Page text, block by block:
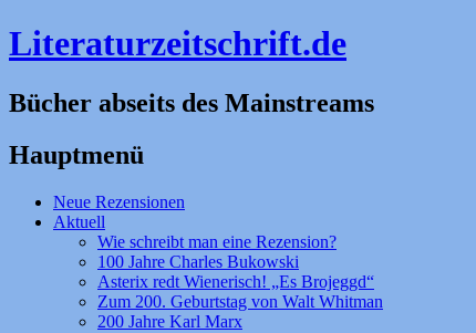
Literaturzeitschrift.de
Bücher abseits des Mainstreams
Hauptmenü
Zum
Inhalt
Neue Rezensionen
Aktuell
Wie schreibt man eine Rezension?
100 Jahre Charles Bukowski
Asterix redt Wienerisch! „Es Brojeggd“
Zum 200. Geburtstag von Walt Whitman
200 Jahre Karl Marx